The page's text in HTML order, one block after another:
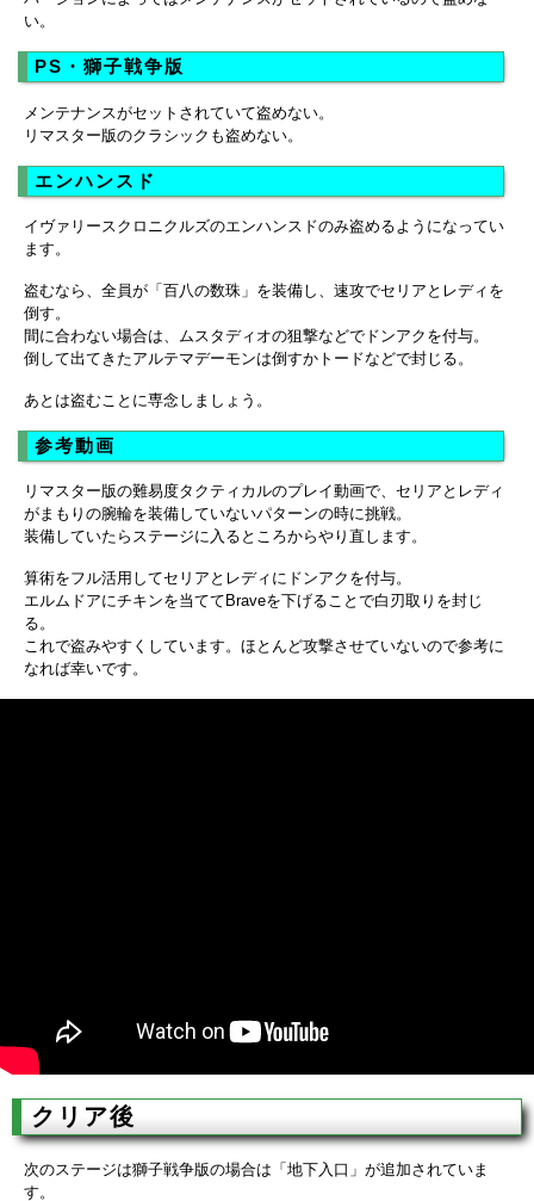
い。
PS・獅子戦争版
メンテナンスがセットされていて盗めない。
リマスター版のクラシックも盗めない。
エンハンスド
イヴァリースクロニクルズのエンハンスドのみ盗めるようになってい
ます。
盗むなら、全員が「百八の数珠」を装備し、速攻でセリアとレディを
倒す。
間に合わない場合は、ムスタディオの狙撃などでドンアクを付与。
倒して出てきたアルテマデーモンは倒すかトードなどで封じる。
あとは盗むことに専念しましょう。
参考動画
リマスター版の難易度タクティカルのプレイ動画で、セリアとレディ
がまもりの腕輪を装備していないパターンの時に挑戦。
装備していたらステージに入るところからやり直します。
算術をフル活用してセリアとレディにドンアクを付与。
エルムドアにチキンを当ててBraveを下げることで白刃取りを封じ
る。
これで盗みやすくしています。ほとんど攻撃させていないので参考に
なれば幸いです。
クリア後
次のステージは獅子戦争版の場合は「地下入口」が追加されていま
す。